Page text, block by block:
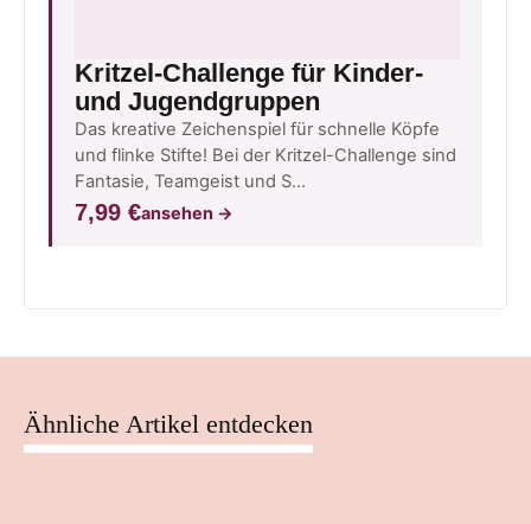
Kritzel-Challenge für Kinder-
und Jugendgruppen
Das kreative Zeichenspiel für schnelle Köpfe
und flinke Stifte! Bei der Kritzel-Challenge sind
Fantasie, Teamgeist und S…
7,99 €ansehen →
Ähnliche Artikel entdecken